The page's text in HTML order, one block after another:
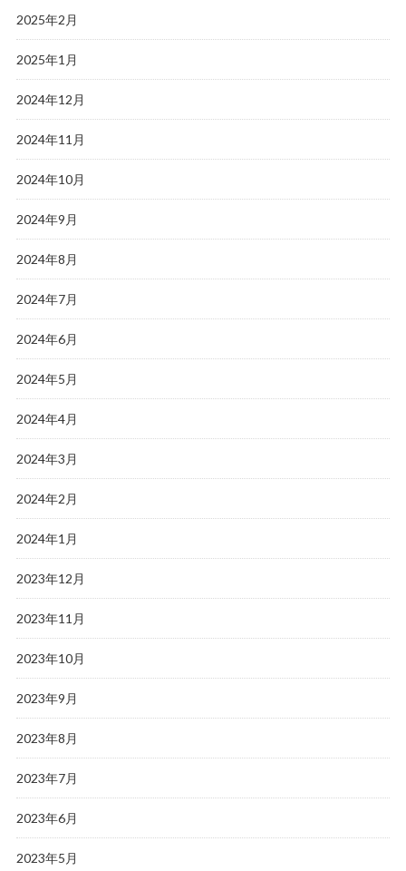
2025年2月
2025年1月
2024年12月
2024年11月
2024年10月
2024年9月
2024年8月
2024年7月
2024年6月
2024年5月
2024年4月
2024年3月
2024年2月
2024年1月
2023年12月
2023年11月
2023年10月
2023年9月
2023年8月
2023年7月
2023年6月
2023年5月